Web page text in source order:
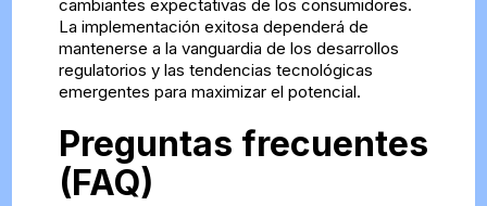
cambiantes expectativas de los consumidores.
La implementación exitosa dependerá de
mantenerse a la vanguardia de los desarrollos
regulatorios y las tendencias tecnológicas
emergentes para maximizar el potencial.
Preguntas frecuentes
(FAQ)